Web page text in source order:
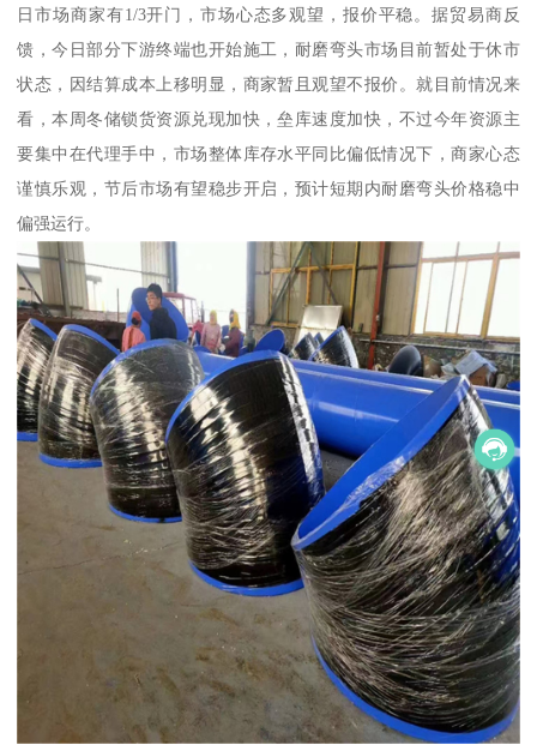
日市场商家有1/3开门，市场心态多观望，报价平稳。据贸易商反
馈，今日部分下游终端也开始施工，耐磨弯头市场目前暂处于休市
状态，因结算成本上移明显，商家暂且观望不报价。就目前情况来
看，本周冬储锁货资源兑现加快，垒库速度加快，不过今年资源主
要集中在代理手中，市场整体库存水平同比偏低情况下，商家心态
谨慎乐观，节后市场有望稳步开启，预计短期内耐磨弯头价格稳中
偏强运行。